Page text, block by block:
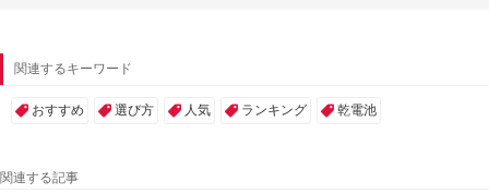
関連するキーワード
おすすめ 選び方 人気 ランキング 乾電池
関連する記事